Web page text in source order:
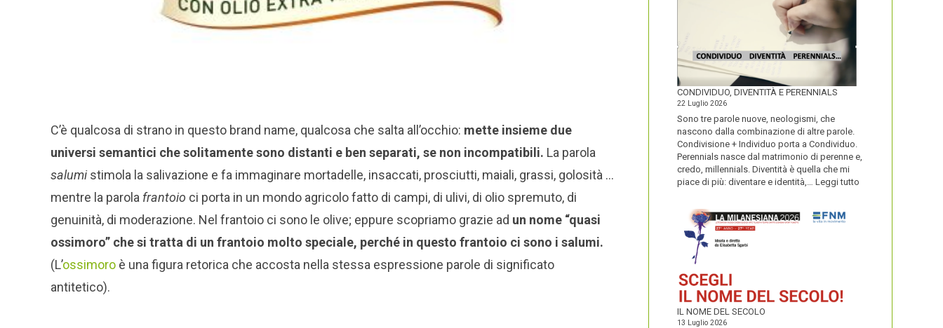
C’è qualcosa di strano in questo brand name, qualcosa che salta all’occhio: mette insieme due
universi semantici che solitamente sono distanti e ben separati, se non incompatibili. La parola
salumistimola la salivazione e fa immaginare mortadelle, insaccati, prosciutti, maiali, grassi, golosità …
mentre la parola frantoio ci porta in un mondo agricolo fatto di campi, di ulivi, di olio spremuto, di
genuinità, di moderazione. Nel frantoio ci sono le olive; eppure scopriamo grazie ad un nome “quasi
ossimoro” che si tratta di un frantoio molto speciale, perché in questo frantoio ci sono i salumi.
(L’ossimoro è una figura retorica che accosta nella stessa espressione parole di significato
antitetico).
CONDIVIDUO, DIVENTITÀ E PERENNIALS
22 Luglio 2026
Sono tre parole nuove, neologismi, che
nascono dalla combinazione di altre parole.
Condivisione + Individuo porta a Condividuo.
Perennials nasce dal matrimonio di perenne e,
credo, millennials. Diventità è quella che mi
piace di più: diventare e identità,… Leggi tutto
IL NOME DEL SECOLO
13 Luglio 2026